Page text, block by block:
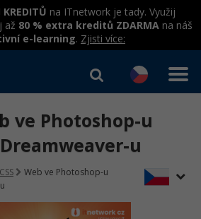
KREDITŮ na ITnetwork je tady. Využij
až 80 % extra kreditů ZDARMAna náš
e-learning. Zjisti více:
a kurzy
práce
zdarma
v praxi
ve Photoshop-u
u
Web ve Photoshop-u